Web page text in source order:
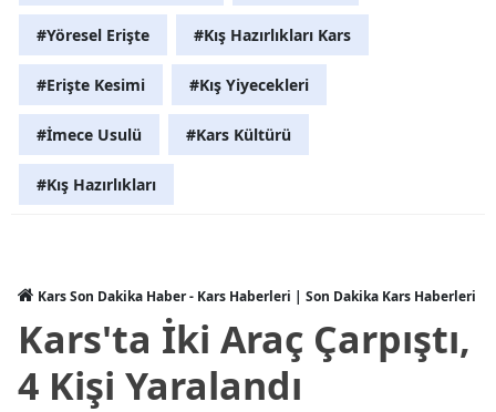
Ardahan
Iğdır
#Yöresel Erişte #Kış Hazırlıkları Kars
#Erişte Kesimi #Kış Yiyecekleri
#İmece Usulü #Kars Kültürü
#Kış Hazırlıkları
Kars Son Dakika Haber - Kars Haberleri | Son Dakika Kars Haberleri
Kars'ta İki Araç Çarpıştı,
4 Kişi Yaralandı